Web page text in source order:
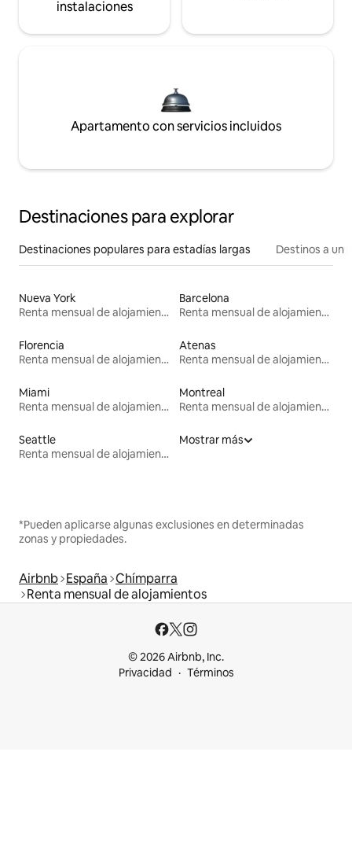
instalaciones
Apartamento con servicios incluidos
Destinaciones para explorar
Destinaciones populares para estadías largas Destinos a un
Nueva York
Renta mensual de alojamientos
Barcelona
Renta mensual de alojamientos
Florencia
Renta mensual de alojamientos
Atenas
Renta mensual de alojamientos
Miami
Renta mensual de alojamientos
Montreal
Renta mensual de alojamientos
Seattle
Renta mensual de alojamientos
Mostrar más
*Pueden aplicarse algunas exclusiones en determinadas
zonas y propiedades.
Airbnb España Chímparra
Renta mensual de alojamientos
© 2026 Airbnb, Inc.
Privacidad
Términos